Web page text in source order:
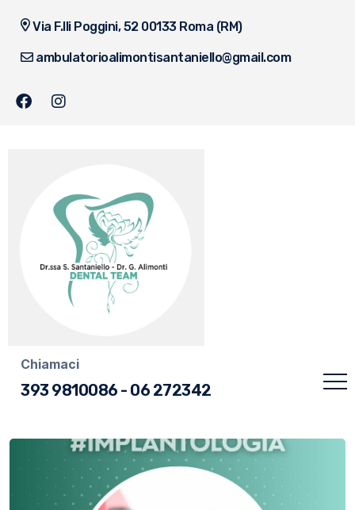
Via F.lli Poggini, 52 00133 Roma (RM)
ambulatorioalimontisantaniello@gmail.com
Chiamaci
393 9810086 - 06 272342